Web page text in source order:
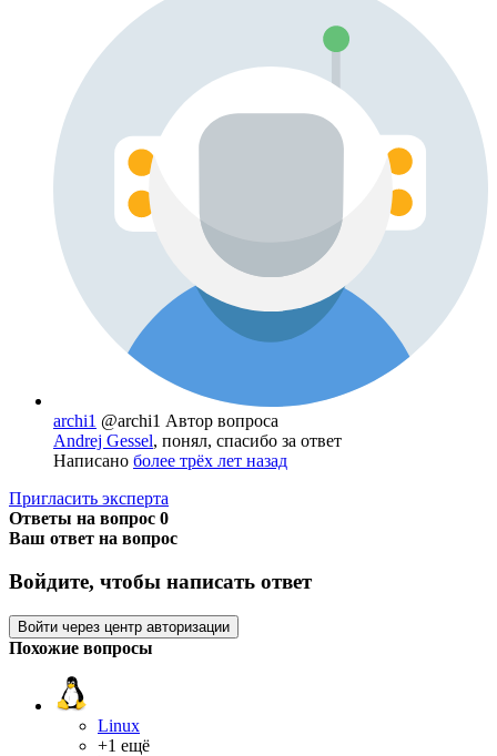
archi1 @archi1 Автор вопроса
Andrej Gessel, понял, спасибо за ответ
Написано более трёх лет назад
Пригласить эксперта
Ответы на вопрос 0
Ваш ответ на вопрос
Войдите, чтобы написать ответ
Войти через центр авторизации
Похожие вопросы
Linux
+1 ещё